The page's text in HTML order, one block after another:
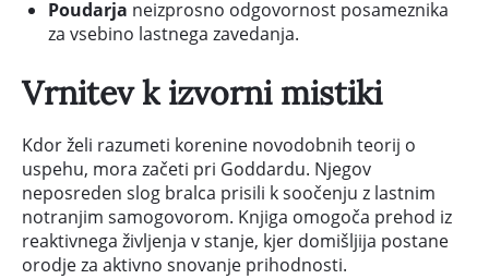
Poudarja neizprosno odgovornost posameznika
za vsebino lastnega zavedanja.
Vrnitev k izvorni mistiki
Kdor želi razumeti korenine novodobnih teorij o
uspehu, mora začeti pri Goddardu. Njegov
neposreden slog bralca prisili k soočenju z lastnim
notranjim samogovorom. Knjiga omogoča prehod iz
reaktivnega življenja v stanje, kjer domišljija postane
orodje za aktivno snovanje prihodnosti.